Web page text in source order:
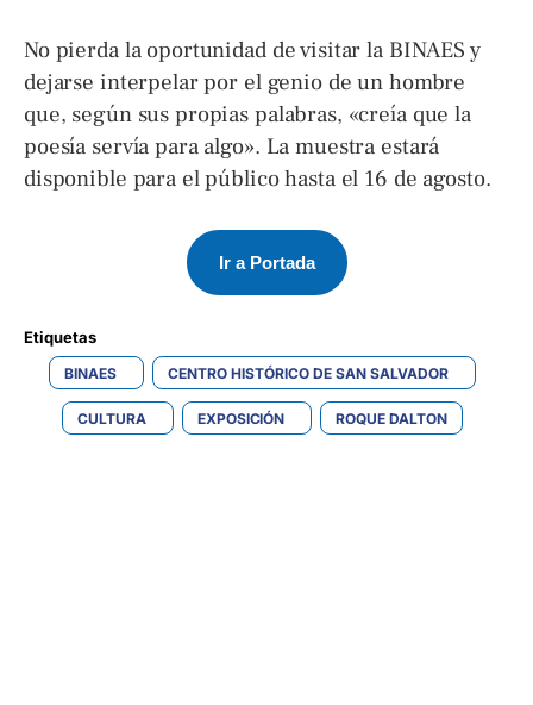
No pierda la oportunidad de visitar la BINAES y
dejarse interpelar por el genio de un hombre
que, según sus propias palabras, «creía que la
poesía servía para algo». La muestra estará
disponible para el público hasta el 16 de agosto.
Ir a Portada
Etiquetas
BINAES CENTRO HISTÓRICO DE SAN SALVADOR
CULTURA EXPOSICIÓN ROQUE DALTON